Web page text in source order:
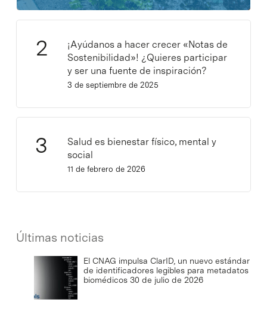
¡Ayúdanos a hacer crecer «Notas de
Sostenibilidad»! ¿Quieres participar
y ser una fuente de inspiración?
3 de septiembre de 2025
Salud es bienestar físico, mental y
social
11 de febrero de 2026
Últimas noticias
El CNAG impulsa ClarID, un nuevo estándar
de identificadores legibles para metadatos
biomédicos 30 de julio de 2026